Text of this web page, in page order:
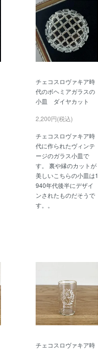
チェコスロヴァキア時
代のボヘミアガラスの
小皿 ダイヤカット
2,200円(税込)
チェコスロヴァキア時
代に作られたヴィンテ
ージのガラス小皿で
す。 裏や縁のカットが
美しいこちらの小皿は1
940年代後半にデザイ
ンされたものだそうで
す。。
チェコスロヴァキア時